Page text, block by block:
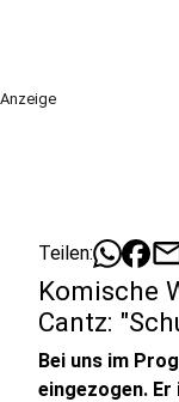
Anzeige
Teilen:
Komische
Cantz:
Bei uns im
eingezogen.